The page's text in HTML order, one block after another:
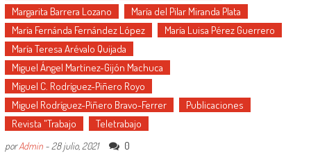
Margarita Barrera Lozano
María del Pilar Miranda Plata
María Fernánda Fernández López
María Luisa Pérez Guerrero
María Teresa Arévalo Quijada
Miguel Ángel Martínez-Gijón Machuca
Miguel C. Rodríguez-Piñero Royo
Miguel Rodríguez-Piñero Bravo-Ferrer
Publicaciones
Revista "Trabajo
Teletrabajo
porAdmin- 28 julio, 2021 0